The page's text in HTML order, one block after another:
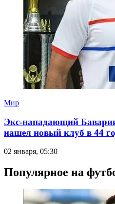
Мир
Экс-нападающий
нашел новый клуб в 44
02 января, 05:30
Популярное на